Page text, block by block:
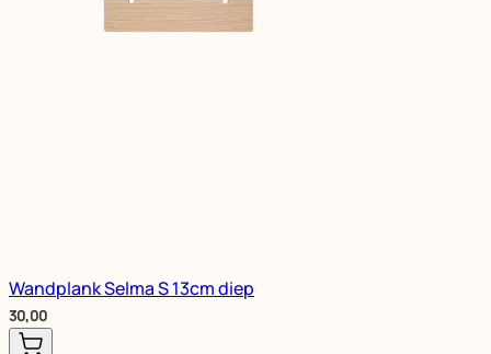
Wandplank Selma S 13cm diep
30,00